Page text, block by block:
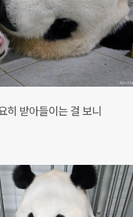
히 받아들이는 걸 보니